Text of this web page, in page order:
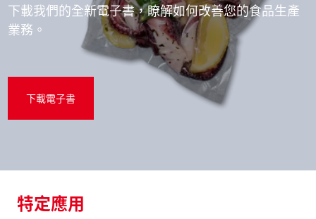
下載我們的全新電子書，瞭解如何改善您的食品生產
業務。
下載電子書
特定應用